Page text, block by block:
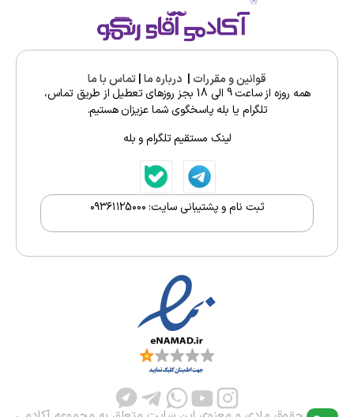
قوانین و مقررات | درباره ما|تماس با ما
همه روزه از ساعت 9 الی 18 بجز روزهای تعطیل از طریق تماس،
تلگرام یا بله پاسخگوی شما عزیزان هستیم.
لینک مستقیم تلگرام و بله
ثبت نام و پشتیبانی سایت: ۰۹۳۶۱۱۲5۰۰۰